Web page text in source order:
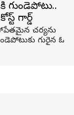
గుండెపోటు..
గార్డ్
చర్యను
గురైన ఓ